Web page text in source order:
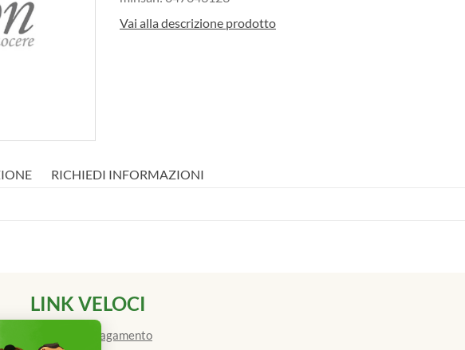
Vai alla descrizione prodotto
RICHIEDI INFORMAZIONI
LINK VELOCI
Modalità di Pagamento